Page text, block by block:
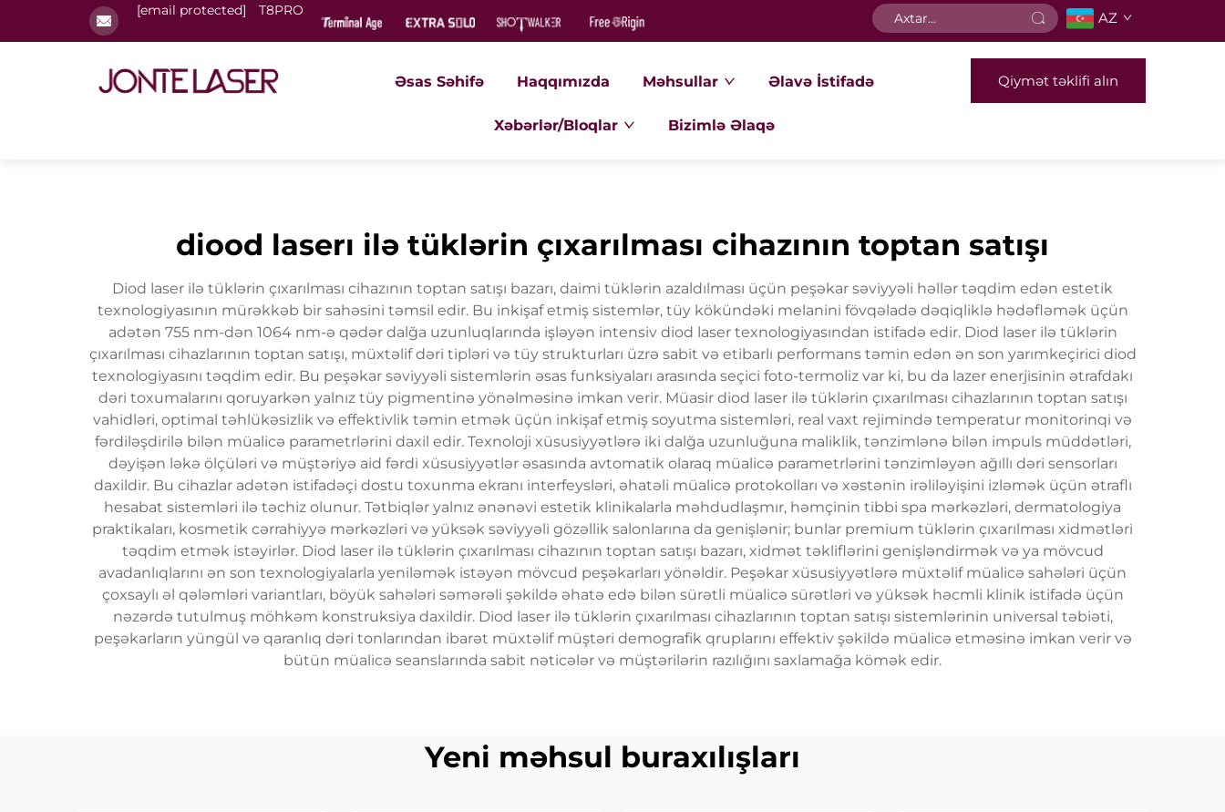
[email protected] T8PRO AZ
Əsas Səhifə Haqqımızda Məhsullar Əlavə İstifadə
Xəbərlər/Bloqlar Bizimlə Əlaqə
Qiymət təklifi alın
diood laserı ilə tüklərin çıxarılması cihazının toptan satışı
Diod laser ilə tüklərin çıxarılması cihazının toptan satışı bazarı, daimi tüklərin azaldılması üçün peşəkar səviyyəli həllər təqdim edən estetik
texnologiyasının mürəkkəb bir sahəsini təmsil edir. Bu inkişaf etmiş sistemlər, tüy kökündəki melanini fövqəladə dəqiqliklə hədəfləmək üçün
adətən 755 nm-dən 1064 nm-ə qədər dalğa uzunluqlarında işləyən intensiv diod laser texnologiyasından istifadə edir. Diod laser ilə tüklərin
çıxarılması cihazlarının toptan satışı, müxtəlif dəri tipləri və tüy strukturları üzrə sabit və etibarlı performans təmin edən ən son yarımkeçirici diod
texnologiyasını təqdim edir. Bu peşəkar səviyyəli sistemlərin əsas funksiyaları arasında seçici foto-termoliz var ki, bu da lazer enerjisinin ətrafdakı
dəri toxumalarını qoruyarkən yalnız tüy pigmentinə yönəlməsinə imkan verir. Müasir diod laser ilə tüklərin çıxarılması cihazlarının toptan satışı
vahidləri, optimal təhlükəsizlik və effektivlik təmin etmək üçün inkişaf etmiş soyutma sistemləri, real vaxt rejimində temperatur monitorinqi və
fərdiləşdirilə bilən müalicə parametrlərini daxil edir. Texnoloji xüsusiyyətlərə iki dalğa uzunluğuna maliklik, tənzimlənə bilən impuls müddətləri,
dəyişən ləkə ölçüləri və müştəriyə aid fərdi xüsusiyyətlər əsasında avtomatik olaraq müalicə parametrlərini tənzimləyən ağıllı dəri sensorları
daxildir. Bu cihazlar adətən istifadəçi dostu toxunma ekranı interfeysləri, əhatəli müalicə protokolları və xəstənin irəliləyişini izləmək üçün ətraflı
hesabat sistemləri ilə təchiz olunur. Tətbiqlər yalnız ənənəvi estetik klinikalarla məhdudlaşmır, həmçinin tibbi spa mərkəzləri, dermatologiya
praktikaları, kosmetik cərrahiyyə mərkəzləri və yüksək səviyyəli gözəllik salonlarına da genişlənir; bunlar premium tüklərin çıxarılması xidmətləri
təqdim etmək istəyirlər. Diod laser ilə tüklərin çıxarılması cihazının toptan satışı bazarı, xidmət təkliflərini genişləndirmək və ya mövcud
avadanlıqlarını ən son texnologiyalarla yeniləmək istəyən mövcud peşəkarları yönəldir. Peşəkar xüsusiyyətlərə müxtəlif müalicə sahələri üçün
çoxsaylı əl qələmləri variantları, böyük sahələri səmərəli şəkildə əhatə edə bilən sürətli müalicə sürətləri və yüksək həcmli klinik istifadə üçün
nəzərdə tutulmuş möhkəm konstruksiya daxildir. Diod laser ilə tüklərin çıxarılması cihazlarının toptan satışı sistemlərinin universal təbiəti,
peşəkarların yüngül və qaranlıq dəri tonlarından ibarət müxtəlif müştəri demografik qruplarını effektiv şəkildə müalicə etməsinə imkan verir və
bütün müalicə seanslarında sabit nəticələr və müştərilərin razılığını saxlamağa kömək edir.
Yeni məhsul buraxılışları